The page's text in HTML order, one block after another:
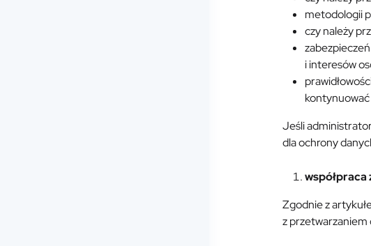
metodologii
czy należy
i interesów
kontynuować
Jeśli
dla ochrony
współpraca
Zgodnie z
z przetwarzaniem